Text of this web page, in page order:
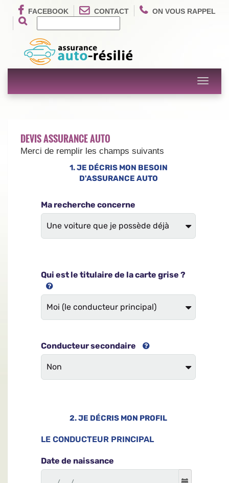
FACEBOOK CONTACT ON VOUS RAPPEL
Toggle
DEVIS ASSURANCE AUTO
Merci de remplir les champs suivants